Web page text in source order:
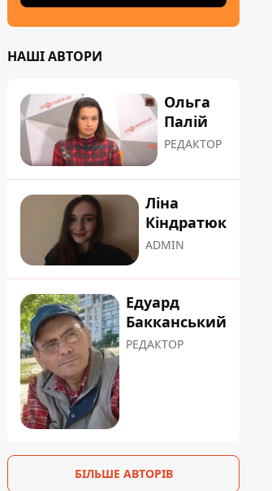
НАШІ АВТОРИ
Ольга
Палій
РЕДАКТОР
Ліна
Кіндратюк
ADMIN
Едуард
Бакканський
РЕДАКТОР
БІЛЬШЕ АВТОРІВ